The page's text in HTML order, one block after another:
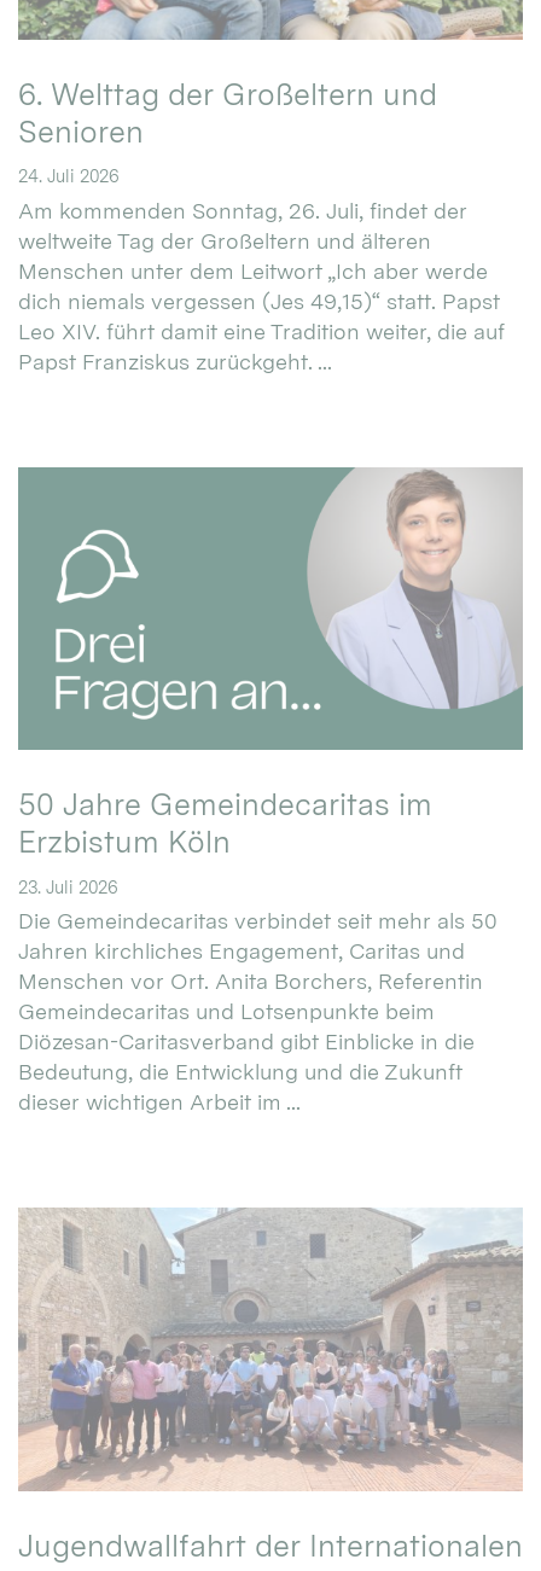
6. Welttag der Großeltern und
Senioren
24. Juli 2026
Am kommenden Sonntag, 26. Juli, findet der
weltweite Tag der Großeltern und älteren
Menschen unter dem Leitwort „Ich aber werde
dich niemals vergessen (Jes 49,15)“ statt. Papst
Leo XIV. führt damit eine Tradition weiter, die auf
Papst Franziskus zurückgeht. ...
50 Jahre Gemeindecaritas im
Erzbistum Köln
23. Juli 2026
Die Gemeindecaritas verbindet seit mehr als 50
Jahren kirchliches Engagement, Caritas und
Menschen vor Ort. Anita Borchers, Referentin
Gemeindecaritas und Lotsenpunkte beim
Diözesan-Caritasverband gibt Einblicke in die
Bedeutung, die Entwicklung und die Zukunft
dieser wichtigen Arbeit im ...
Jugendwallfahrt der Internationalen